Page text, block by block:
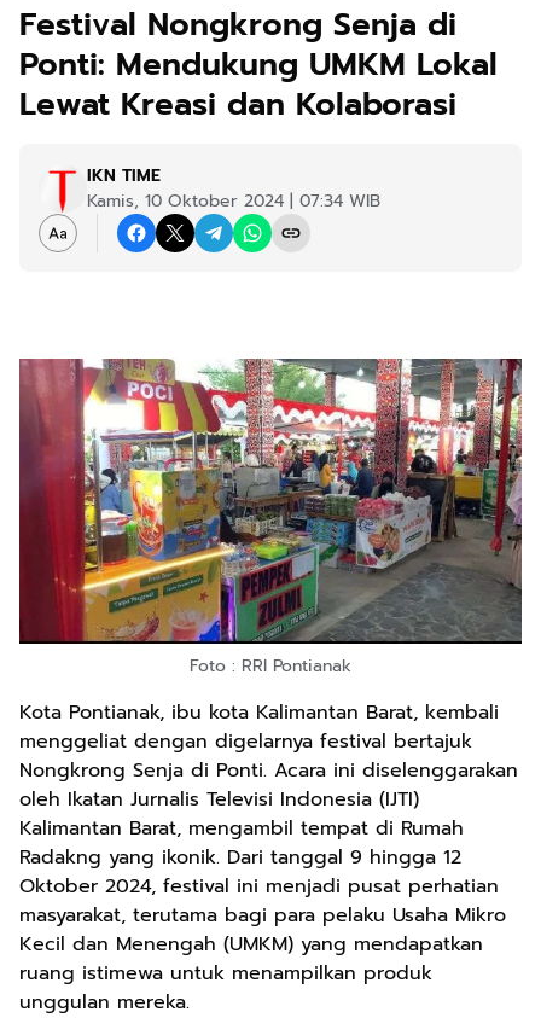
Festival Nongkrong Senja di
Ponti: Mendukung UMKM Lokal
Lewat Kreasi dan Kolaborasi
IKN TIME
Kamis, 10 Oktober 2024 | 07:34 WIB
Foto : RRI Pontianak
Kota Pontianak, ibu kota Kalimantan Barat, kembali
menggeliat dengan digelarnya festival bertajuk
Nongkrong Senja di Ponti. Acara ini diselenggarakan
oleh Ikatan Jurnalis Televisi Indonesia (IJTI)
Kalimantan Barat, mengambil tempat di Rumah
Radakng yang ikonik. Dari tanggal 9 hingga 12
Oktober 2024, festival ini menjadi pusat perhatian
masyarakat, terutama bagi para pelaku Usaha Mikro
Kecil dan Menengah (UMKM) yang mendapatkan
ruang istimewa untuk menampilkan produk
unggulan mereka.